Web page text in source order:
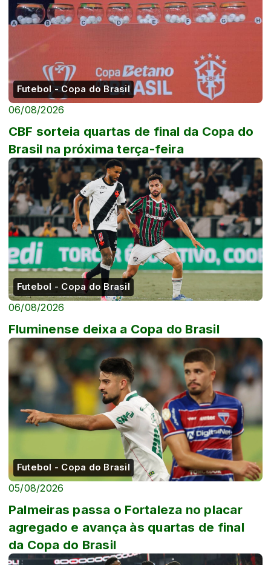
Futebol - Copa do Brasil
06/08/2026
CBF sorteia quartas de final da Copa do
Brasil na próxima terça-feira
Futebol - Copa do Brasil
06/08/2026
Fluminense deixa a Copa do Brasil
Futebol - Copa do Brasil
05/08/2026
Palmeiras passa o Fortaleza no placar
agregado e avança às quartas de final
da Copa do Brasil